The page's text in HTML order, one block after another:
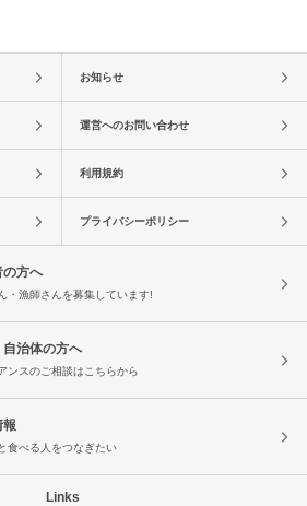
お知らせ
運営へのお問い合わせ
利用規約
プライバシーポリシー
の方へ
・漁師さんを募集しています!
自治体の方へ
ンスのご相談はこちらから
報
食べる人をつなぎたい
Links